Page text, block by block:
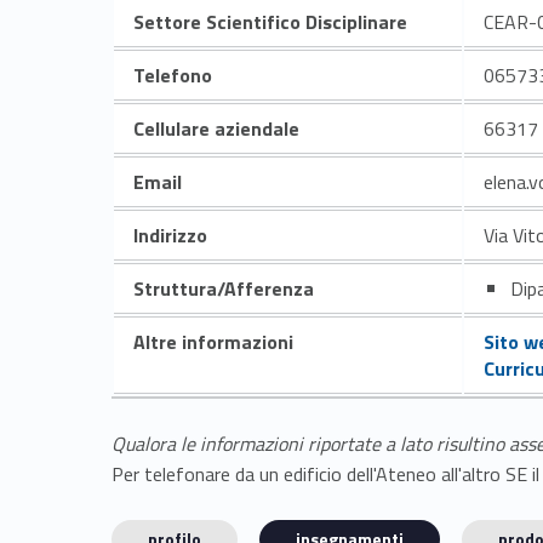
Settore Scientifico Disciplinare
Telefono
Cellulare aziendale
66317
Email
Indirizzo
Via
Struttura/Afferenza
Altre informazioni
Sito
Qualora le informazioni riportate a lato risultino
Per telefonare da un edificio dell'Ateneo all'altro